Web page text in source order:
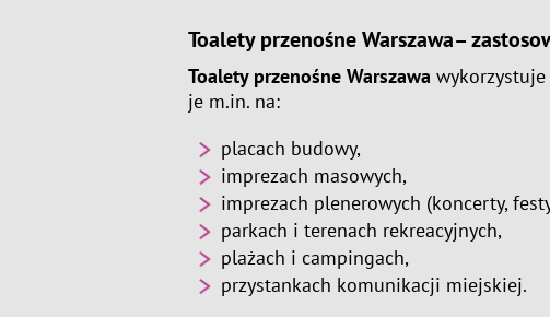
Toalety przenośne Warszawa–
Toalety przenośne Warszawa
je m.in. na:
placach budowy,
imprezach masowych,
imprezach plenerowych (koncerty,
parkach i terenach rekreacyjnych,
plażach i campingach,
przystankach komunikacji miejskiej.